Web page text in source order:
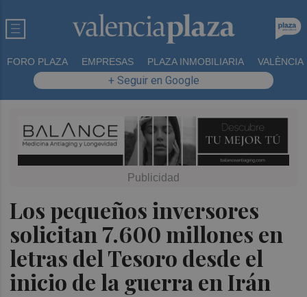
FORO PLAZA EMPRESAS PLAZA INMOBILIARIA VALÈNCIA
+ Seguir en Google
Los pequeños inversores
solicitan 7.600 millones en
letras del Tesoro desde el
inicio de la guerra en Irán